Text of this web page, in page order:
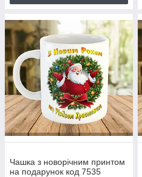
Чашка з новорічним принтом
на подарунок код 7535